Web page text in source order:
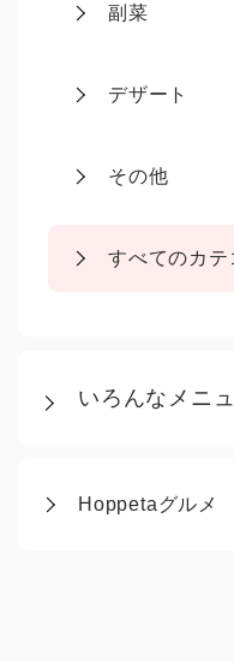
副菜
デザート
その他
すべてのカテ
いろんなメニ
Hoppetaグルメ